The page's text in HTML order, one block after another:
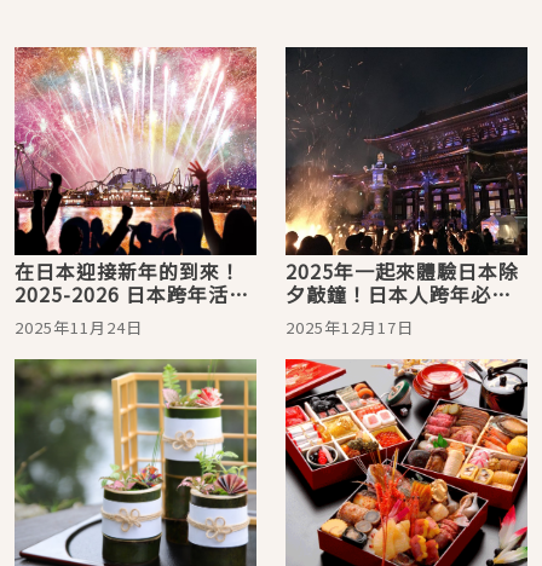
在日本迎接新年的到來！
2025-2026 日本跨年活動
11 選
2025年11月24日
2025年一起來體驗日本除
夕敲鐘！日本人跨年必去
的經典寺院7選
2025年12月17日